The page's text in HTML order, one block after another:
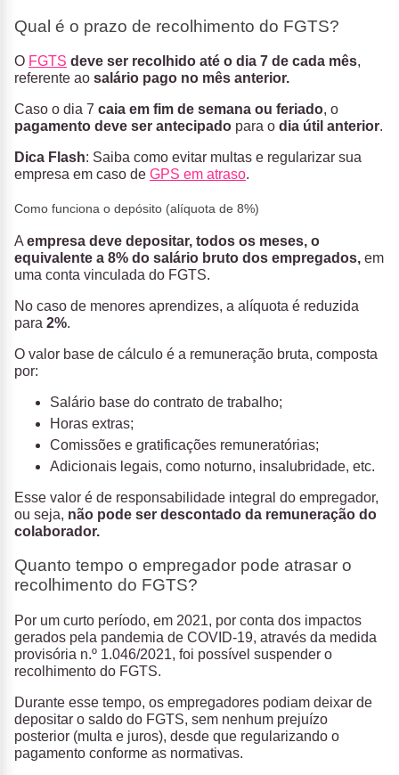
Qual é o prazo de recolhimento do FGTS?
O FGTS deve ser recolhido até o dia 7 de cada mês,
referente ao salário pago no mês anterior.
Caso o dia 7 caia em fim de semana ou feriado, o
pagamento deve ser antecipado para o dia útil anterior.
Dica Flash: Saiba como evitar multas e regularizar sua
empresa em caso de GPS em atraso.
Como funciona o depósito (alíquota de 8%)
A empresa deve depositar, todos os meses, o
equivalente a 8% do salário bruto dos empregados, em
uma conta vinculada do FGTS.
No caso de menores aprendizes, a alíquota é reduzida
para 2%.
O valor base de cálculo é a remuneração bruta, composta
por:
Salário base do contrato de trabalho;
Horas extras;
Comissões e gratificações remuneratórias;
Adicionais legais, como noturno, insalubridade, etc.
Esse valor é de responsabilidade integral do empregador,
ou seja, não pode ser descontado da remuneração do
colaborador.
Quanto tempo o empregador pode atrasar o
recolhimento do FGTS?
Por um curto período, em 2021, por conta dos impactos
gerados pela pandemia de COVID-19, através da medida
provisória n.º 1.046/2021, foi possível suspender o
recolhimento do FGTS.
Durante esse tempo, os empregadores podiam deixar de
depositar o saldo do FGTS, sem nenhum prejuízo
posterior (multa e juros), desde que regularizando o
pagamento conforme as normativas.